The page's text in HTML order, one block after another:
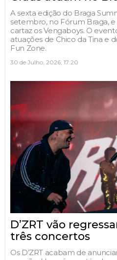
A sexta edição do Braga
setembro, no Fórum Braga,
cartaz os Vengaboys. O
atuações de Chico da Tina e
Fun Zone.
30 de Julho, 2026, 17:20
D’ZRT vão
três concertos
Os D’ZRT acabam de